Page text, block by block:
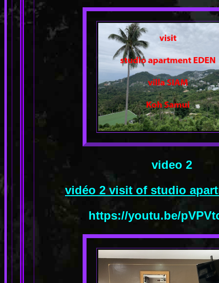
video 2
vidéo 2 visit of studio
https://youtu.be/